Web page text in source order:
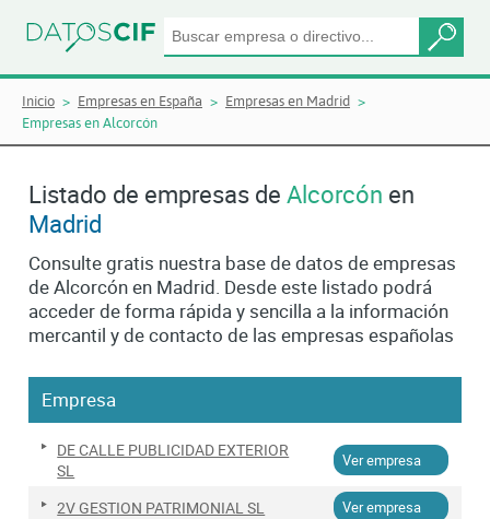
Inicio Empresas en España
Empresas en Madrid
Empresas en Alcorcón
Listado de empresas deAlcorcón en
Madrid
Consulte gratis nuestra base de datos de empresas
de Alcorcón en Madrid. Desde este listado podrá
acceder de forma rápida y sencilla a la información
mercantil y de contacto de las empresas españolas
Empresa
DE CALLE PUBLICIDAD EXTERIOR
SL
Ver empresa
2V GESTION PATRIMONIAL SL Ver empresa